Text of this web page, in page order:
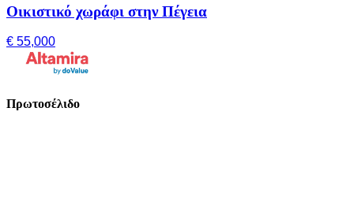
Οικιστικό χωράφι στην Πέγεια
€ 55,000
Πρωτοσέλιδο